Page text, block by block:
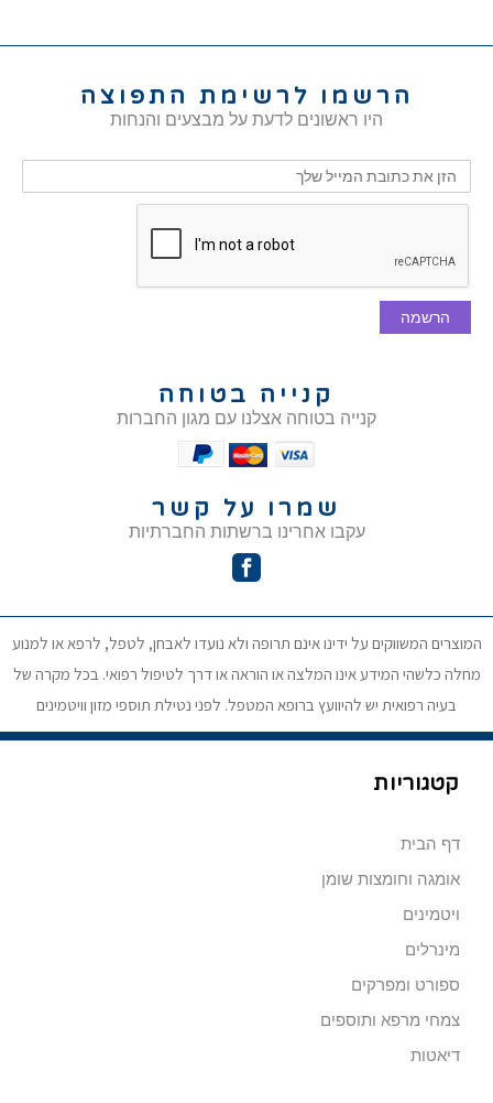
הרשמו לרשימת התפוצה
היו ראשונים לדעת על מבצעים והנחות
הרשמה
קנייה בטוחה
קנייה בטוחה אצלנו עם מגון החברות
שמרו על קשר
עקבו אחרינו ברשתות החברתיות
המוצרים המשווקים על ידינו אינם תרופה ולא נועדו לאבחן, לטפל, לרפא או למנוע
מחלה כלשהי המידע אינו המלצה או הוראה או דרך לטיפול רפואי. בכל מקרה של
בעיה רפואית יש להיוועץ ברופא המטפל. לפני נטילת תוספי מזון וויטמינים
קטגוריות
דף הבית
אומגה וחומצות שומן
ויטמינים
מינרלים
ספורט ומפרקים
צמחי מרפא ותוספים
דיאטות